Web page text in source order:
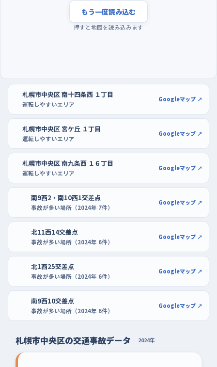
練習に選ぶなら、朝の早い時間帯がいちばん気持ちが楽だ。夕方
は帰宅や買い物の車が一気に増え、交差点でも判断を急かされ
る場面が多くなるので、慣れないうちは日が高いうちに切り上げ
がはっきりしていて通路にも幅があるから、切り返しを何度やり
直しても後ろから追われる感じがしない。狸小路のNORBESAの
ように街の中心に近い駐車場は、慣れてきてから、入口までの道
と合わせて挑戦するとよい。
もう一度読み込む
押すと地図を読み込みます
札幌市中央区 南十四条西 １丁目
運転しやすいエリア
Googleマップ ↗
札幌市中央区 宮ケ丘 １丁目
運転しやすいエリア
Googleマップ ↗
札幌市中央区 南九条西 １６丁目
運転しやすいエリア
Googleマップ ↗
南9西2・南10西1交差点
事故が多い場所（2024年 7件）
Googleマップ ↗
北11西14交差点
事故が多い場所（2024年 6件）
Googleマップ ↗
北1西25交差点
事故が多い場所（2024年 6件）
Googleマップ ↗
南9西10交差点
事故が多い場所（2024年 6件）
Googleマップ ↗
札幌市中央区の交通事故データ 2024年